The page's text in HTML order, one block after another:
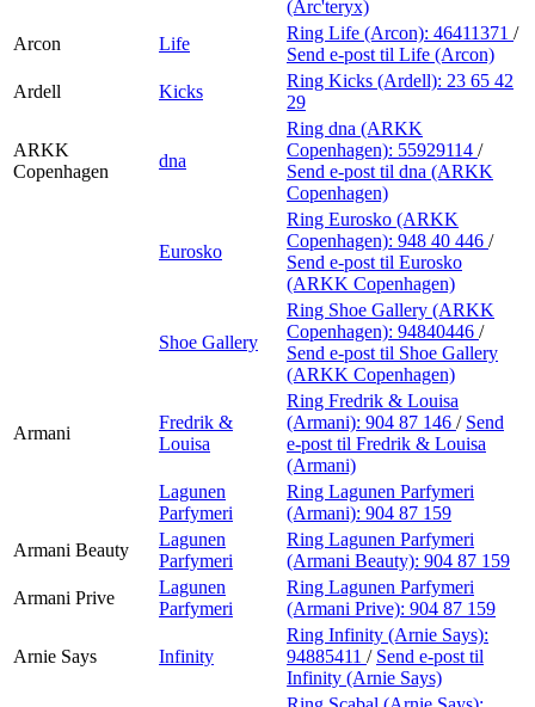
(Arc'teryx)
Arcon
Life
Ring Life (Arcon): 46411371 /
Send e-post til Life (Arcon)
Ardell
Kicks
Ring Kicks (Ardell): 23 65 42
29
ARKK
Copenhagen
dna
Ring dna (ARKK
Copenhagen): 55929114 /
Send e-post til dna (ARKK
Copenhagen)
Eurosko
Ring Eurosko (ARKK
Copenhagen): 948 40 446 /
Send e-post til Eurosko
(ARKK Copenhagen)
Shoe Gallery
Ring Shoe Gallery (ARKK
Copenhagen): 94840446 /
Send e-post til Shoe Gallery
(ARKK Copenhagen)
Armani
Fredrik &
Louisa
Ring Fredrik & Louisa
(Armani): 904 87 146 / Send
e-post til Fredrik & Louisa
(Armani)
Lagunen
Parfymeri
Ring Lagunen Parfymeri
(Armani): 904 87 159
Armani Beauty
Lagunen
Parfymeri
Ring Lagunen Parfymeri
(Armani Beauty): 904 87 159
Armani Prive
Lagunen
Parfymeri
Ring Lagunen Parfymeri
(Armani Prive): 904 87 159
Arnie Says Infinity
Ring Infinity (Arnie Says):
94885411 / Send e-post til
Infinity (Arnie Says)